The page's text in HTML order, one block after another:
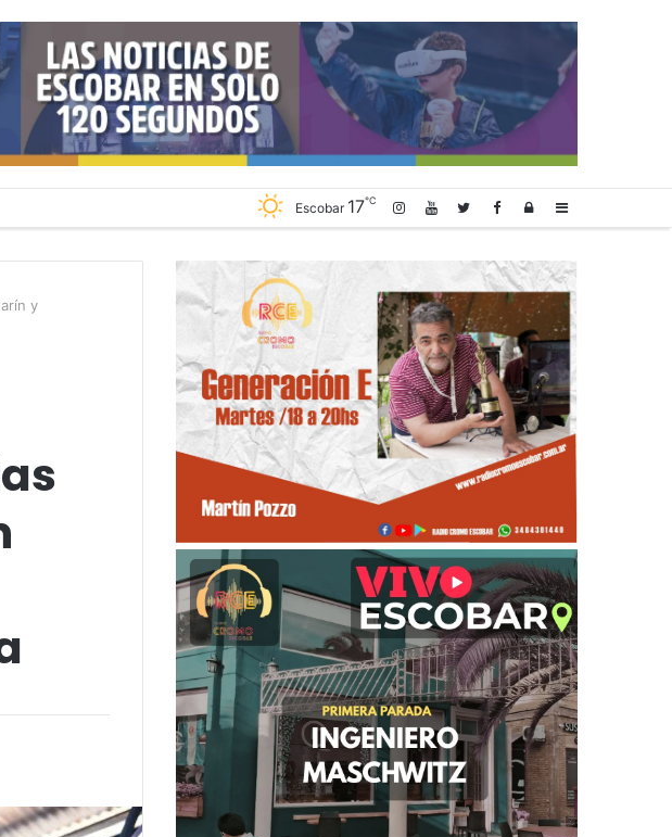
Sidebar
Log
Escobar 17℃
y